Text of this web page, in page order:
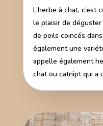
L’herbe à chat,
le plaisir de
de poils coincés
également une
appelle également
chat ou catnipt qui a